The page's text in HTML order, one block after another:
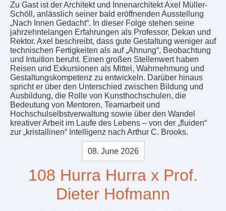
Zu Gast ist der Architekt und Innenarchitekt Axel Müller-
Schöll, anlässlich seiner bald eröffnenden Ausstellung
„Nach Innen Gedacht“. In dieser Folge stehen seine
jahrzehntelangen Erfahrungen als Professor, Dekan und
Rektor. Axel beschreibt, dass gute Gestaltung weniger auf
technischen Fertigkeiten als auf „Ahnung“, Beobachtung
und Intuition beruht. Einen großen Stellenwert haben
Reisen und Exkursionen als Mittel, Wahrnehmung und
Gestaltungskompetenz zu entwickeln. Darüber hinaus
spricht er über den Unterschied zwischen Bildung und
Ausbildung, die Rolle von Kunsthochschulen, die
Bedeutung von Mentoren, Teamarbeit und
Hochschulselbstverwaltung sowie über den Wandel
kreativer Arbeit im Laufe des Lebens – von der „fluiden“
zur „kristallinen“ Intelligenz nach Arthur C. Brooks.
08. June 2026
108 Hurra Hurra x Prof.
Dieter Hofmann